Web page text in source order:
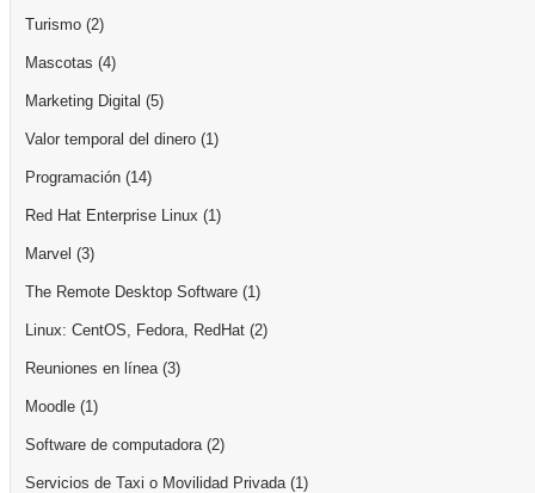
Turismo (2)
Mascotas (4)
Marketing Digital (5)
Valor temporal del dinero (1)
Programación (14)
Red Hat Enterprise Linux (1)
Marvel (3)
The Remote Desktop Software (1)
Linux: CentOS, Fedora, RedHat (2)
Reuniones en línea(3)
Moodle (1)
Software de computadora(2)
Servicios de Taxi o Movilidad Privada(1)